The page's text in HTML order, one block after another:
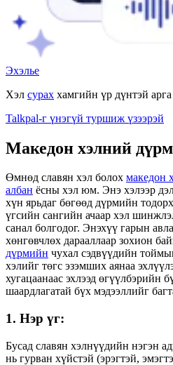
Эхэлье
Хэл сурах хамгийн үр дүнтэй арга
Talkpal-г үнэгүй туршиж үзээрэй
Македон хэлний
Өмнөд славян хэл болох македон
албан ёсны хэл юм. Энэ хэлээр
хүн ярьдаг бөгөөд дүрмийн
үгсийн сангийн ачаар хэл
санал болгодог. Энэхүү гарын
хөнгөвчлөх дарааллаар зохион
дүрмийн чухал сэдвүүдийн
хэлийг төгс эзэмших аянаа
хугацаанаас эхлээд өгүүлбэрийн
шаардлагатай бүх мэдээллийг
1. Нэр үг:
Бусад славян хэлнүүдийн нэгэн
нь гурван хүйстэй (эрэгтэй,